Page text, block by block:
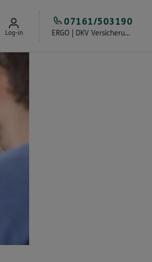
Log-in ERGO | DKV Versicherung Mundorff & von Lünenschloß
07161/503190